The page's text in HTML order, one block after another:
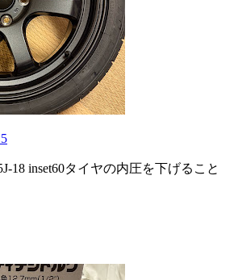
18 inset60タイヤの内圧を下げること